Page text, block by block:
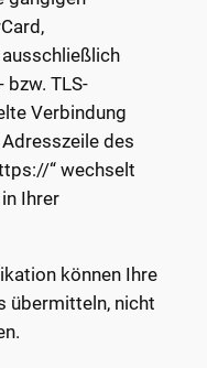
bzw. TLS-
Verbindung
des
“ wechselt
Ihrer
können Ihre
übermitteln, nicht